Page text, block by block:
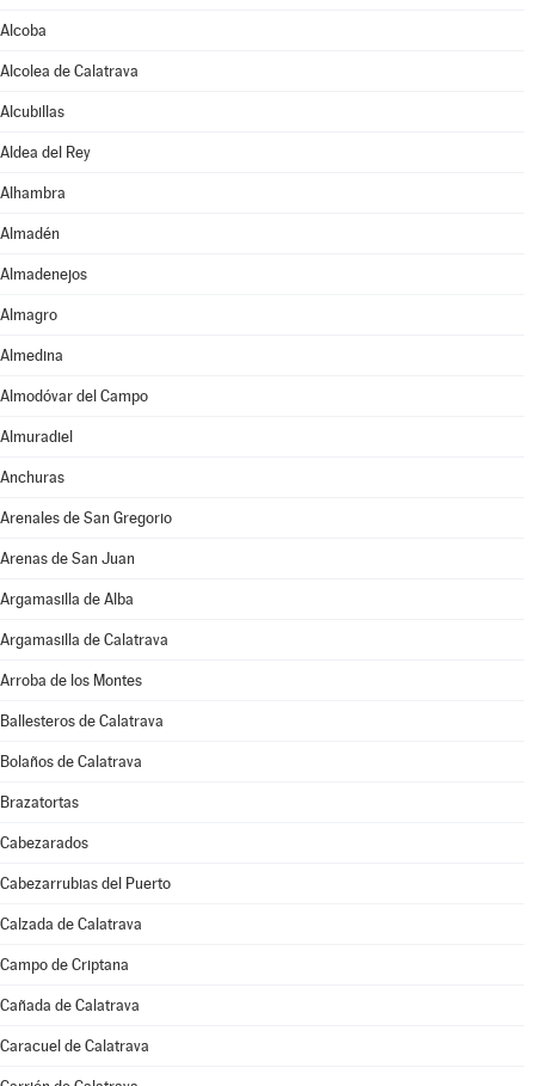
Alcoba
Alcolea de Calatrava
Alcubillas
Aldea del Rey
Alhambra
Almadén
Almadenejos
Almagro
Almedina
Almodóvar del Campo
Almuradiel
Anchuras
Arenales de San Gregorio
Arenas de San Juan
Argamasilla de Alba
Argamasilla de Calatrava
Arroba de los Montes
Ballesteros de Calatrava
Bolaños de Calatrava
Brazatortas
Cabezarados
Cabezarrubias del Puerto
Calzada de Calatrava
Campo de Criptana
Cañada de Calatrava
Caracuel de Calatrava